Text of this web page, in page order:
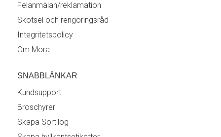
Felanmälan/reklamation
Skötsel och rengöringsråd
Integritetspolicy
Om Mora
SNABBLÄNKAR
Kundsupport
Broschyrer
Skapa Sortilog